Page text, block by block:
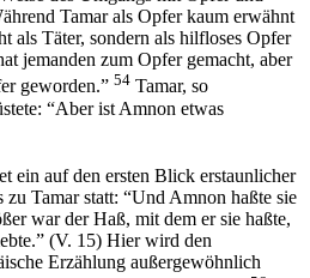
Tamar als Opfer kaum erwähnt
als Täter, sondern als hilfloses Opfer
jemanden zum Opfer gemacht, aber
geworden.” 54 Tamar, so
“Aber ist Amnon etwas
ein auf den ersten Blick erstaunlicher
Tamar statt: “Und Amnon haßte sie
war der Haß, mit dem er sie haßte,
(V. 15) Hier wird den
Erzählung außergewöhnlich